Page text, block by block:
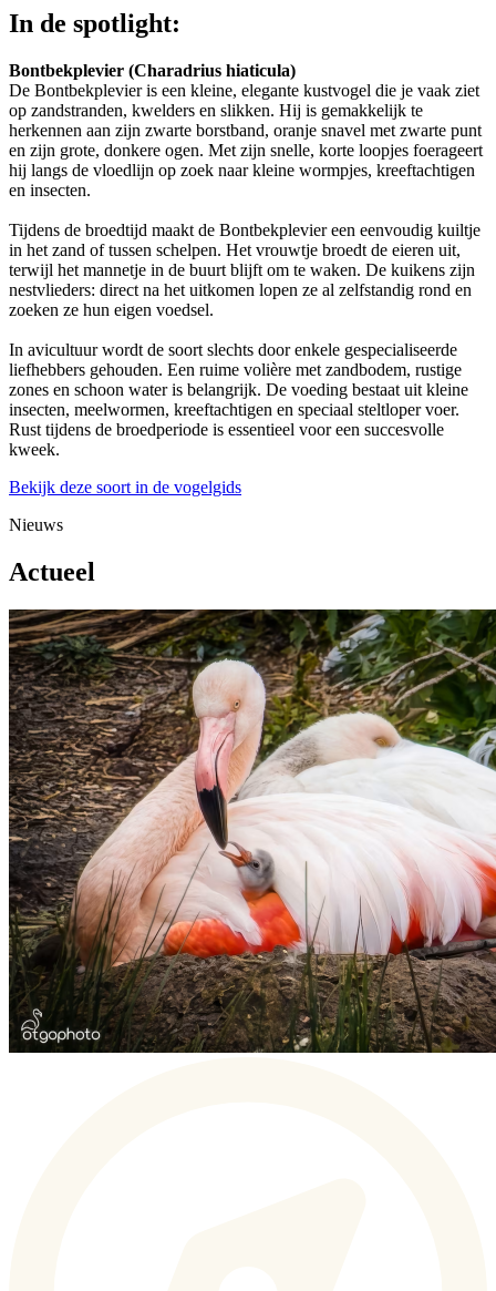
In de spotlight:
Bontbekplevier (Charadrius hiaticula)
De Bontbekplevier is een kleine, elegante kustvogel die je vaak ziet
op zandstranden, kwelders en slikken. Hij is gemakkelijk te
herkennen aan zijn zwarte borstband, oranje snavel met zwarte punt
en zijn grote, donkere ogen. Met zijn snelle, korte loopjes foerageert
hij langs de vloedlijn op zoek naar kleine wormpjes, kreeftachtigen
en insecten.
Tijdens de broedtijd maakt de Bontbekplevier een eenvoudig kuiltje
in het zand of tussen schelpen. Het vrouwtje broedt de eieren uit,
terwijl het mannetje in de buurt blijft om te waken. De kuikens zijn
nestvlieders: direct na het uitkomen lopen ze al zelfstandig rond en
zoeken ze hun eigen voedsel.
In avicultuur wordt de soort slechts door enkele gespecialiseerde
liefhebbers gehouden. Een ruime volière met zandbodem, rustige
zones en schoon water is belangrijk. De voeding bestaat uit kleine
insecten, meelwormen, kreeftachtigen en speciaal steltloper voer.
Rust tijdens de broedperiode is essentieel voor een succesvolle
kweek.
Bekijk deze soort in de vogelgids
Nieuws
Actueel